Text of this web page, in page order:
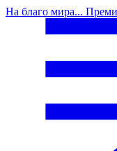
На благо мира...